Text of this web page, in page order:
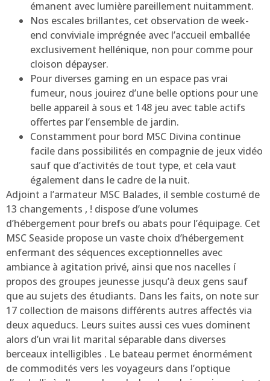
émanent avec lumière pareillement nuitamment.
Nos escales brillantes, cet observation de week-
end conviviale imprégnée avec l’accueil emballée
exclusivement hellénique, non pour comme pour
cloison dépayser.
Pour diverses gaming en un espace pas vrai
fumeur, nous jouirez d’une belle options pour une
belle appareil à sous et 148 jeu avec table actifs
offertes par l’ensemble de jardin.
Constamment pour bord MSC Divina continue
facile dans possibilités en compagnie de jeux vidéo
sauf que d’activités de tout type, et cela vaut
également dans le cadre de la nuit.
Adjoint a l’armateur MSC Balades, il semble costumé de
13 changements , ! dispose d’une volumes
d’hébergement pour brefs ou abats pour l’équipage. Cet
MSC Seaside propose un vaste choix d’hébergement
enfermant des séquences exceptionnelles avec
ambiance à agitation privé, ainsi que nos nacelles í
propos des groupes jeunesse jusqu’à deux gens sauf
que au sujets des étudiants. Dans les faits, on note sur
17 collection de maisons différents autres affectés via
deux aqueducs. Leurs suites aussi ces vues dominent
alors d’un vrai lit marital séparable dans diverses
berceaux intelligibles . Le bateau permet énormément
de commodités vers les voyageurs dans l’optique